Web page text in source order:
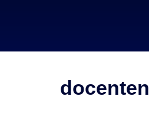
docenten